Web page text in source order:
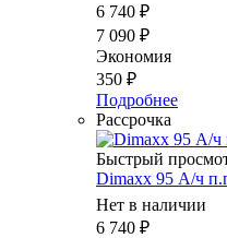
6 740 ₽
7 090 ₽
Экономия
350 ₽
Подробнее
Рассрочка
Быстрый
Dimaxx 95 А/ч
Нет в наличии
6 740 ₽